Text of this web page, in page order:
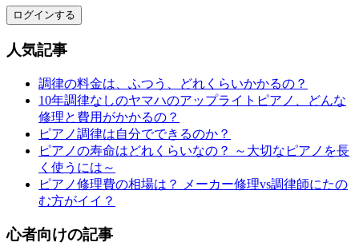
ログインする
人気記事
調律の料金は、ふつう、どれくらいかかるの？
10年調律なしのヤマハのアップライトピアノ、どんな
修理と費用がかかるの？
ピアノ調律は自分でできるのか？
ピアノの寿命はどれくらいなの？ ～大切なピアノを長
く使うには～
ピアノ修理費の相場は？ メーカー修理vs調律師にたの
む方がイイ？
心者向けの記事